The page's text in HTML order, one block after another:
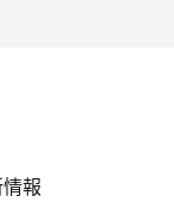
情報